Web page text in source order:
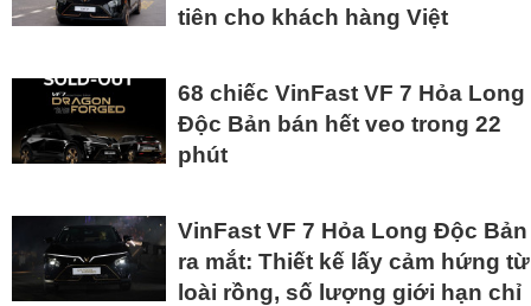
tiên cho khách hàng Việt
68 chiếc VinFast VF 7 Hỏa Long
Độc Bản bán hết veo trong 22
phút
VinFast VF 7 Hỏa Long Độc Bản
ra mắt: Thiết kế lấy cảm hứng từ
loài rồng, số lượng giới hạn chỉ